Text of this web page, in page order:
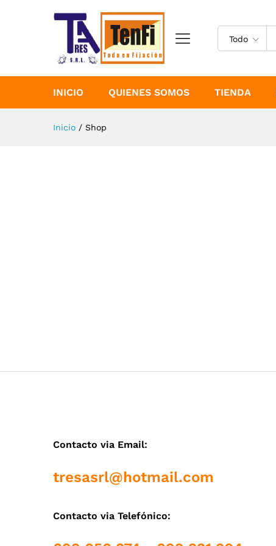
Todo
INICIO QUIENES SOMOS TIENDA
Inicio / Shop
Contacto via Email:
tresasrl@hotmail.com
Contacto via Telefónico: